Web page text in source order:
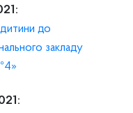
дитини до
закладу